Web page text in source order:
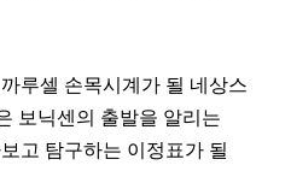
루셀 손목시계가 될 네상스
보닉센의 출발을 알리는
고 탐구하는 이정표가 될